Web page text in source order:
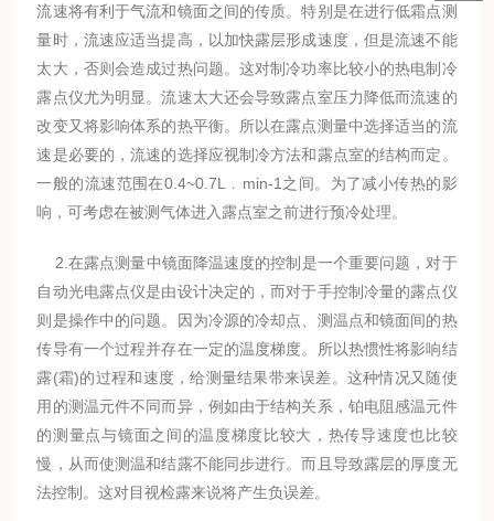
流速将有利于气流和镜面之间的传质。特别是在进行低霜点测
量时，流速应适当提高，以加快露层形成速度，但是流速不能
太大，否则会造成过热问题。这对制冷功率比较小的热电制冷
露点仪尤为明显。流速太大还会导致露点室压力降低而流速的
改变又将影响体系的热平衡。所以在露点测量中选择适当的流
速是必要的，流速的选择应视制冷方法和露点室的结构而定。
一般的流速范围在0.4~0.7L﹒min-1之间。为了减小传热的影
响，可考虑在被测气体进入露点室之前进行预冷处理。
2.在露点测量中镜面降温速度的控制是一个重要问题，对于
自动光电露点仪是由设计决定的，而对于手控制冷量的露点仪
则是操作中的问题。因为冷源的冷却点、测温点和镜面间的热
传导有一个过程并存在一定的温度梯度。所以热惯性将影响结
露(霜)的过程和速度，给测量结果带来误差。这种情况又随使
用的测温元件不同而异，例如由于结构关系，铂电阻感温元件
的测量点与镜面之间的温度梯度比较大，热传导速度也比较
慢，从而使测温和结露不能同步进行。而且导致露层的厚度无
法控制。这对目视检露来说将产生负误差。